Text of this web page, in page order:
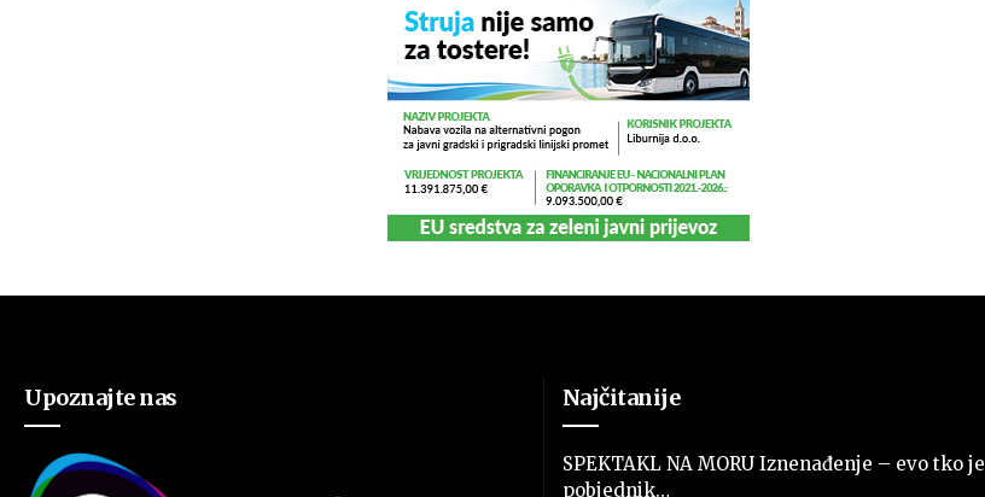
Upoznajte nas Najčitanije
SPEKTAKL NA MORU Iznenađenje – evo tko je
pobjednik…